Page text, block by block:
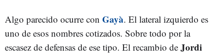
Algo parecido ocurre con Gayà. El lateral izquierdo es
uno de esos nombres cotizados. Sobre todo por la
escasez de defensas de ese tipo. El recambio de Jordi